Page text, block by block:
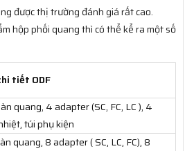
được thị trường đánh giá rất cao.
hộp phối quang thì có thể kể ra một số
tiết ODF
quang, 4 adapter (SC, FC, LC ), 4
túi phụ kiện
quang, 8 adapter ( SC, LC, FC), 8